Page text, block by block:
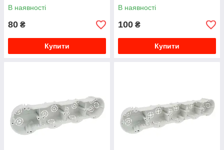
В наявності
80 ₴
Купити
В наявності
100 ₴
Купити